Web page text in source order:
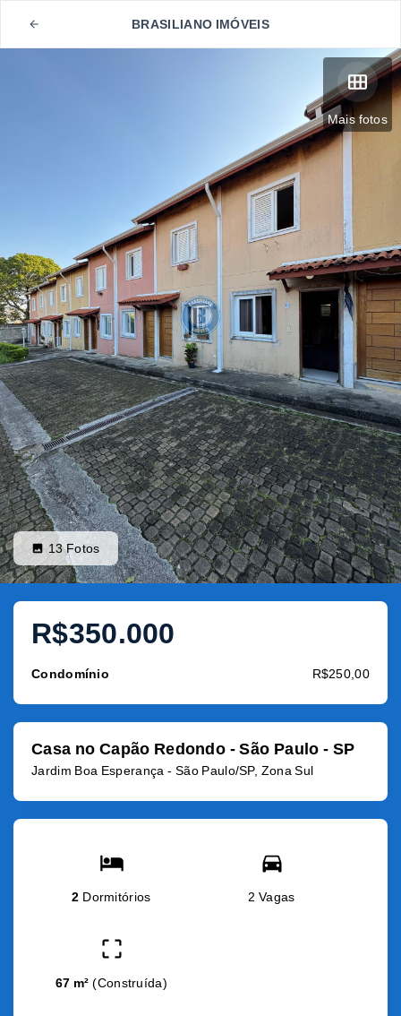
BRASILIANO IMÓVEIS
Mais fotos
13Fotos
R$350.000
Condomínio R$250,00
Casa no Capão Redondo - São Paulo - SP
Jardim Boa Esperança - São Paulo/SP, Zona Sul
2 Dormitórios 2 Vagas
67 m² (Construída)